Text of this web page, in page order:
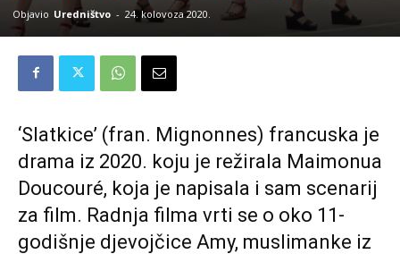
Objavio Uredništvo - 24. kolovoza 2020.
‘Slatkice’ (fran. Mignonnes) francuska je
drama iz 2020. koju je režirala Maimonua
Doucouré, koja je napisala i sam scenarij
za film. Radnja filma vrti se o oko 11-
godišnje djevojčice Amy, muslimanke iz